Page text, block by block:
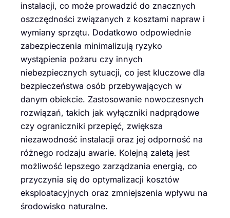
instalacji, co może prowadzić do znacznych
oszczędności związanych z kosztami napraw i
wymiany sprzętu. Dodatkowo odpowiednie
zabezpieczenia minimalizują ryzyko
wystąpienia pożaru czy innych
niebezpiecznych sytuacji, co jest kluczowe dla
bezpieczeństwa osób przebywających w
danym obiekcie. Zastosowanie nowoczesnych
rozwiązań, takich jak wyłączniki nadprądowe
czy ograniczniki przepięć, zwiększa
niezawodność instalacji oraz jej odporność na
różnego rodzaju awarie. Kolejną zaletą jest
możliwość lepszego zarządzania energią, co
przyczynia się do optymalizacji kosztów
eksploatacyjnych oraz zmniejszenia wpływu na
środowisko naturalne.